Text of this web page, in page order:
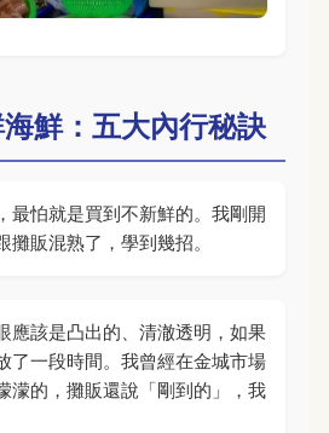
鮮：五大內行秘訣
最怕就是買到不新鮮的。我剛開
販混熟了，學到幾招。
應該是凸出的、清澈透明，如果
了一段時間。我曾經在金城市場
濛的，攤販還說「剛到的」，我